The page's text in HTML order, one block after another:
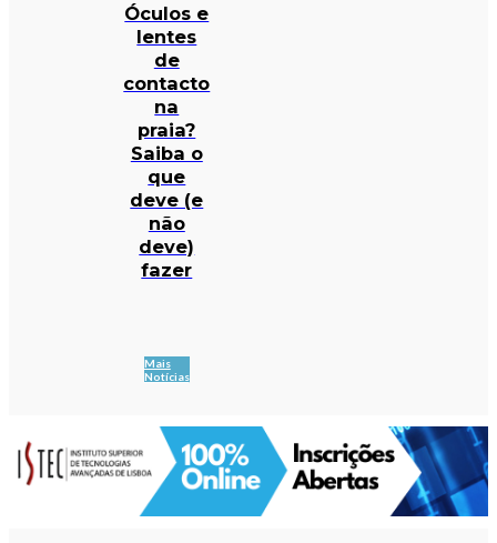
Óculos e
lentes
de
contacto
na
praia?
Saiba o
que
deve (e
não
deve)
fazer
Mais
Notícias